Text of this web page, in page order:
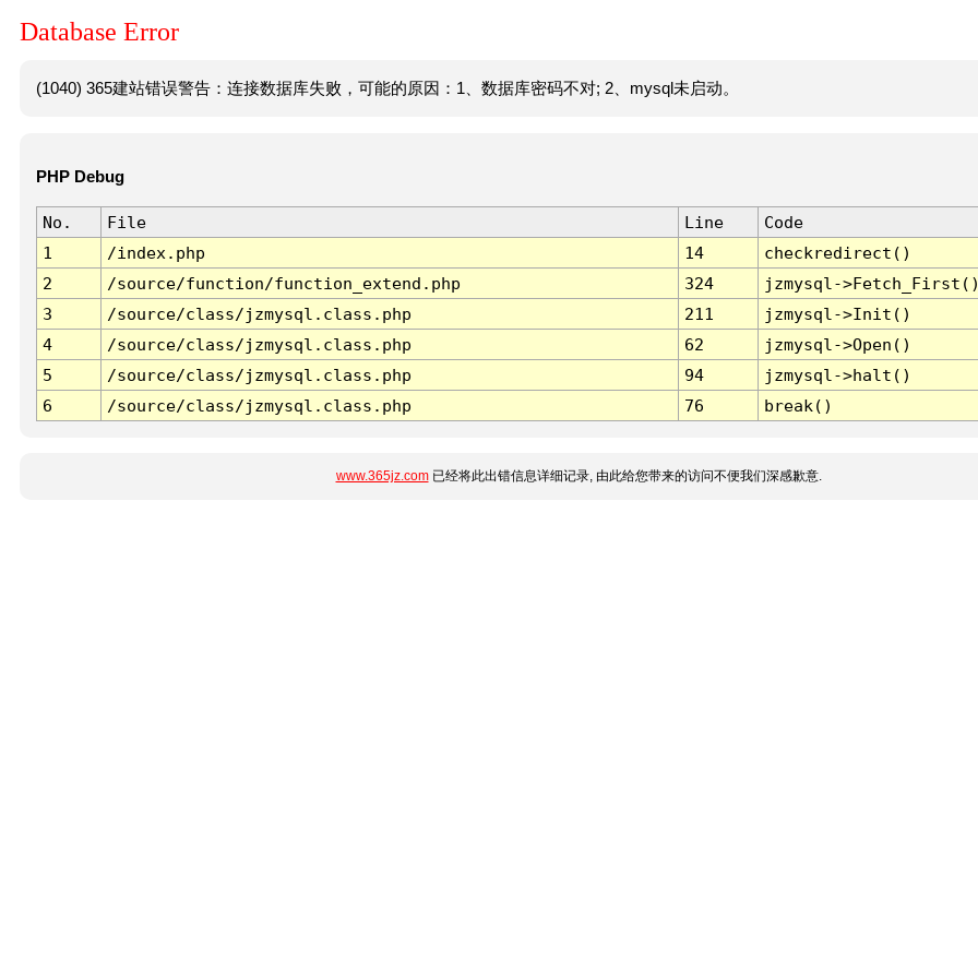
Database Error
(1040) 365建站错误警告：连接数据库失败，可能的原因：1、数据库密码不对; 2、mysql未启动。
PHP Debug
No. File Line
Code
1
/index.php 14
checkredirect()
2
/source/function/function_extend.php 324
jzmysql-
3
/source/class/jzmysql.class.php 211
jzmysql->Init()
4
/source/class/jzmysql.class.php 62
jzmysql->Open()
5
/source/class/jzmysql.class.php 94
jzmysql->halt()
6
/source/class/jzmysql.class.php 76 break()
www.365jz.com已经将此出错信息详细记录, 由此给您带来的访问不便我们深感歉意.